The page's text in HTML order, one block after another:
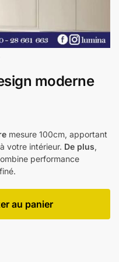
moderne
mesure 100cm, apportant
votre intérieur. De plus,
performance
au panier